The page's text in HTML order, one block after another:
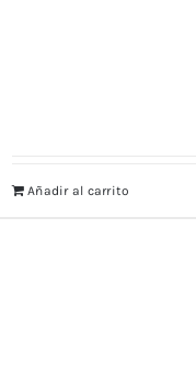
Añadir al carrito